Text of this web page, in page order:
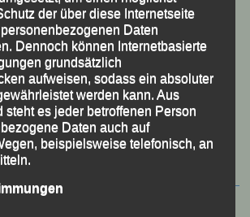
– Stozec/Tusset, 01.08.2026
26.07.2026
Österreich, 25.07.2026
18.07.2026
am Dreisessel“ – Neureichenau, 18.07.2026
der über diese Internetseite
Daten
Dennoch können Internetbasierte
grundsätzlich
aufweisen, sodass ein absoluter
werden kann. Aus
steht es jeder betroffenen Person
Daten auch auf
beispielsweise telefonisch, an